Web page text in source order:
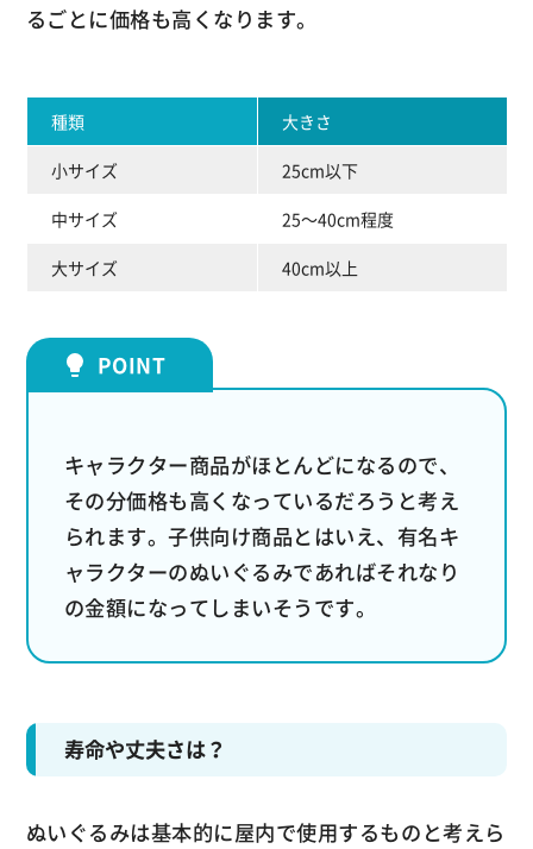
るごとに価格も高くなります。
種類 大きさ
小サイズ 25cm以下
中サイズ 25～40cm程度
大サイズ 40cm以上
キャラクター商品がほとんどになるので、
その分価格も高くなっているだろうと考え
られます。子供向け商品とはいえ、有名キ
ャラクターのぬいぐるみであればそれなり
の金額になってしまいそうです。
寿命や丈夫さは？
ぬいぐるみは基本的に屋内で使用するものと考えら